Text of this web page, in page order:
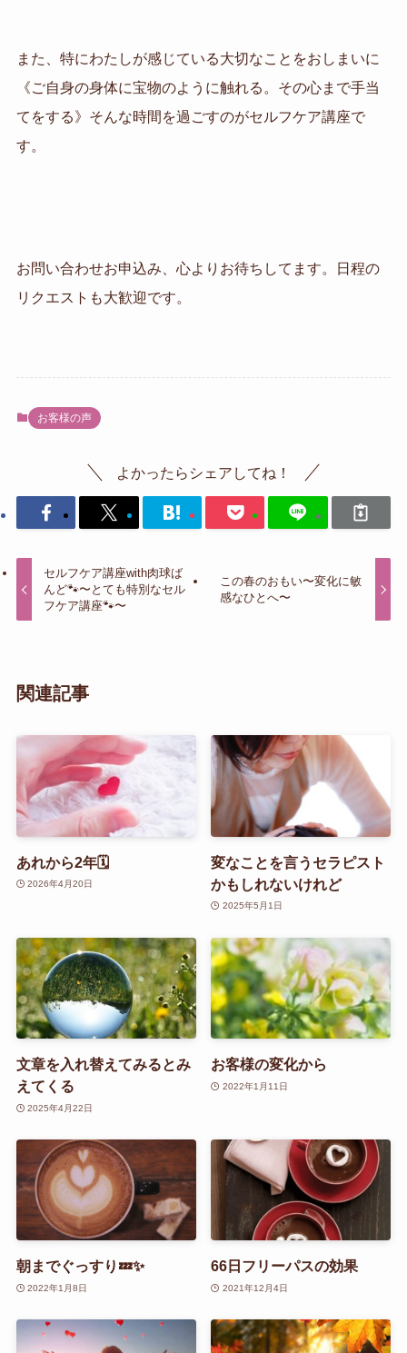
また、特にわたしが感じている大切なことをおしまいに
《ご自身の身体に宝物のように触れる。その心まで手当
てをする》そんな時間を過ごすのがセルフケア講座で
す。
お問い合わせお申込み、心よりお待ちしてます。日程の
リクエストも大歓迎です。
お客様の声
よかったらシェアしてね！
セルフケア講座with肉球ば
んど🐾〜とても特別なセル
フケア講座🐾〜
この春のおもい〜変化に敏
感なひとへ〜
関連記事
あれから2年🗓️
2026年4月20日
変なことを言うセラピスト
かもしれないけれど
2025年5月1日
文章を入れ替えてみるとみ
えてくる
2025年4月22日
お客様の変化から
2022年1月11日
朝までぐっすり💤✨
2022年1月8日
66日フリーパスの効果
2021年12月4日